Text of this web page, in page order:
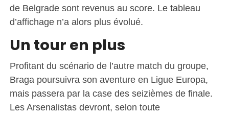
de Belgrade sont revenus au score. Le tableau
d’affichage n’a alors plus évolué.
Un tour en plus
Profitant du scénario de l’autre match du groupe,
Braga poursuivra son aventure en Ligue Europa,
mais passera par la case des seizièmes de finale.
Les Arsenalistas devront, selon toute